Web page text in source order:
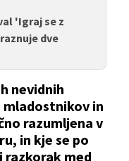
'Igraj se z
dve
nevidnih
in
razumljena v
in kje se po
razkorak med